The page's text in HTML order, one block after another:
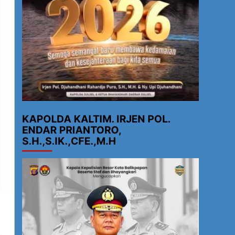
KAPOLDA KALTIM. IRJEN POL.
ENDAR PRIANTORO,
S.H.,S.IK.,CFE.,M.H